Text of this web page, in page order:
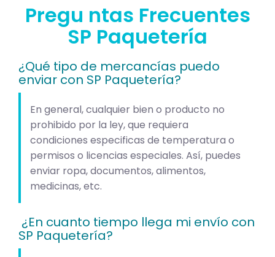
Pregu ntas Frecuentes
SP Paquetería
¿Qué tipo de mercancías puedo
enviar con SP Paquetería?
En general, cualquier bien o producto no
prohibido por la ley, que requiera
condiciones especificas de temperatura o
permisos o licencias especiales. Así, puedes
enviar ropa, documentos, alimentos,
medicinas, etc.
¿En cuanto tiempo llega mi envío con
SP Paquetería?